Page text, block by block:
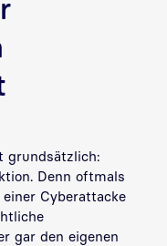
grundsätzlich:
Denn oftmals
Cyberattacke
gar den eigenen